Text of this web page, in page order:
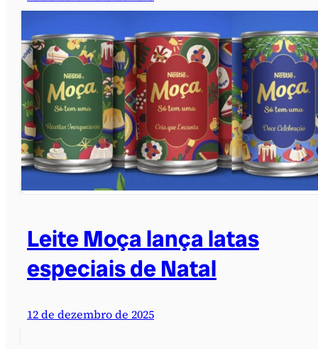
Leite Moça lança latas
especiais de Natal
12 de dezembro de 2025